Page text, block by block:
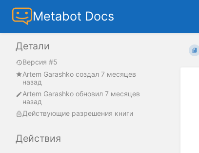
Metabot Docs
Детали
Версия #5
Artem Garashko создал 7 месяцев
назад
Artem Garashko обновил 7 месяцев
назад
Действующие разрешения книги
Действия